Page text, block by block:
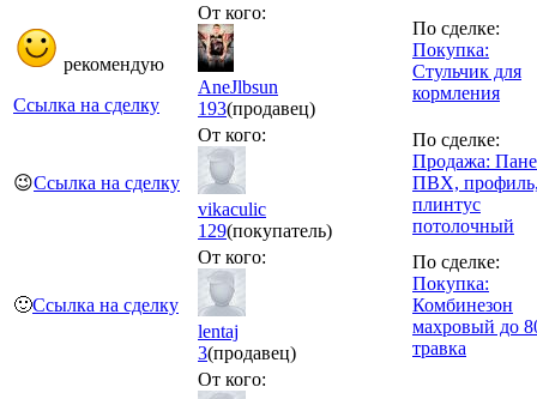
рекомендую
Ссылка на сделку
От кого:
AneJlbsun
193(продавец)
По сделке:
Покупка:
Стульчик для
кормления
😉Ссылка на сделку
От кого:
vikaculic
129(покупатель)
По сделке:
Продажа:
ПВХ,
плинтус
потолочный
🙂Ссылка на сделку
От кого:
lentaj
3(продавец)
По сделке:
Покупка:
Комбинезон
махровый до
травка
От кого: